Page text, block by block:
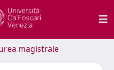
magistrale